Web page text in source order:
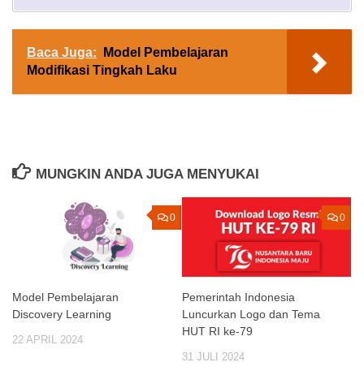
Baca Juga:
Model Pembelajaran
Modifikasi Tingkah Laku
MUNGKIN ANDA JUGA MENYUKAI
0
Model Pembelajaran
Discovery Learning
22 APRIL 2024
0
Pemerintah Indonesia
Luncurkan Logo dan Tema
HUT RI ke-79
31 JULI 2024